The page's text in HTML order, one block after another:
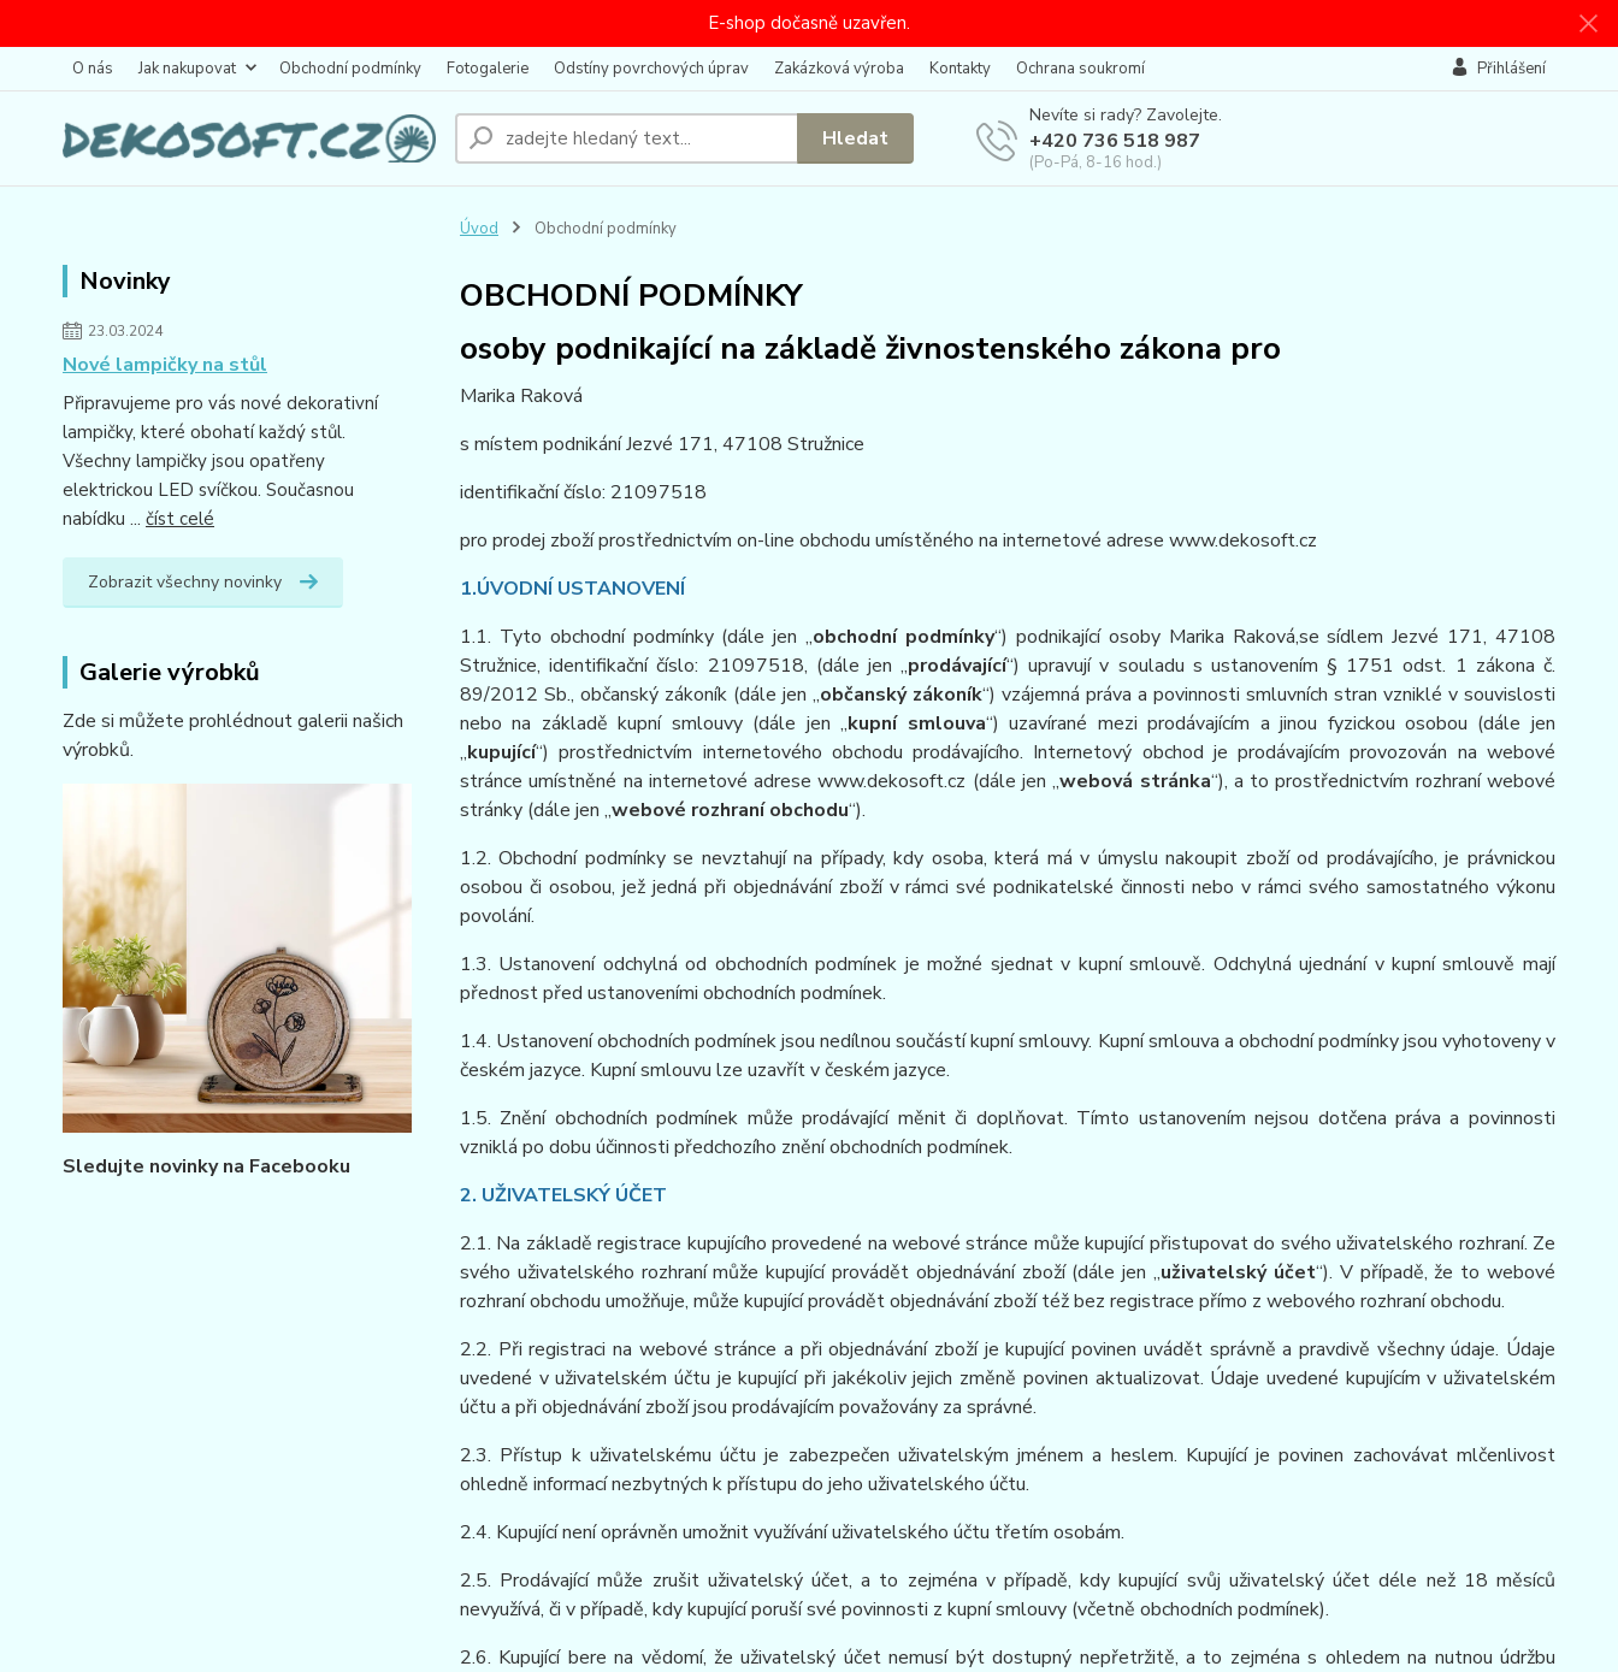
E-shop dočasně uzavřen.
O nás Jak nakupovat Obchodní podmínky Fotogalerie Odstíny povrchových úprav Zakázková výroba Kontakty Ochrana soukromí Přihlášení
Hledat
Nevíte si rady? Zavolejte.
+420 736 518 987
(Po-Pá, 8-16 hod.)
Novinky
23.03.2024
Nové lampičky na stůl
Připravujeme pro vás nové dekorativní
lampičky, které obohatí každý stůl.
Všechny lampičky jsou opatřeny
elektrickou LED svíčkou. Současnou
nabídku ... číst celé
Zobrazit všechny novinky
Galerie výrobků
Zde si můžete prohlédnout galerii našich
výrobků.
Sledujte novinky na Facebooku
Úvod Obchodní podmínky
OBCHODNÍ PODMÍNKY
osoby podnikající na základě živnostenského zákona pro
Marika Raková
s místem podnikání Jezvé 171, 47108 Stružnice
identifikační číslo: 21097518
pro prodej zboží prostřednictvím on-line obchodu umístěného na internetové adrese www.dekosoft.cz
1.ÚVODNÍ USTANOVENÍ
1.1. Tyto obchodní podmínky (dále jen „obchodní podmínky“) podnikající osoby Marika Raková,se sídlem Jezvé 171, 47108
Stružnice, identifikační číslo: 21097518, (dále jen „prodávající“) upravují v souladu s ustanovením § 1751 odst. 1 zákona č.
89/2012 Sb., občanský zákoník (dále jen „občanský zákoník“) vzájemná práva a povinnosti smluvních stran vzniklé v souvislosti
nebo na základě kupní smlouvy (dále jen „kupní smlouva“) uzavírané mezi prodávajícím a jinou fyzickou osobou (dále jen
„kupující“) prostřednictvím internetového obchodu prodávajícího. Internetový obchod je prodávajícím provozován na webové
stránce umístněné na internetové adrese www.dekosoft.cz (dále jen „webová stránka“), a to prostřednictvím rozhraní webové
stránky (dále jen „webové rozhraní obchodu“).
1.2. Obchodní podmínky se nevztahují na případy, kdy osoba, která má v úmyslu nakoupit zboží od prodávajícího, je právnickou
osobou či osobou, jež jedná při objednávání zboží v rámci své podnikatelské činnosti nebo v rámci svého samostatného výkonu
povolání.
1.3. Ustanovení odchylná od obchodních podmínek je možné sjednat v kupní smlouvě. Odchylná ujednání v kupní smlouvě mají
přednost před ustanoveními obchodních podmínek.
1.4. Ustanovení obchodních podmínek jsou nedílnou součástí kupní smlouvy. Kupní smlouva a obchodní podmínky jsou vyhotoveny v
českém jazyce. Kupní smlouvu lze uzavřít v českém jazyce.
1.5. Znění obchodních podmínek může prodávající měnit či doplňovat. Tímto ustanovením nejsou dotčena práva a povinnosti
vzniklá po dobu účinnosti předchozího znění obchodních podmínek.
2. UŽIVATELSKÝ ÚČET
2.1. Na základě registrace kupujícího provedené na webové stránce může kupující přistupovat do svého uživatelského rozhraní. Ze
svého uživatelského rozhraní může kupující provádět objednávání zboží (dále jen „uživatelský účet“). V případě, že to webové
rozhraní obchodu umožňuje, může kupující provádět objednávání zboží též bez registrace přímo z webového rozhraní obchodu.
2.2. Při registraci na webové stránce a při objednávání zboží je kupující povinen uvádět správně a pravdivě všechny údaje. Údaje
uvedené v uživatelském účtu je kupující při jakékoliv jejich změně povinen aktualizovat. Údaje uvedené kupujícím v uživatelském
účtu a při objednávání zboží jsou prodávajícím považovány za správné.
2.3. Přístup k uživatelskému účtu je zabezpečen uživatelským jménem a heslem. Kupující je povinen zachovávat mlčenlivost
ohledně informací nezbytných k přístupu do jeho uživatelského účtu.
2.4. Kupující není oprávněn umožnit využívání uživatelského účtu třetím osobám.
2.5. Prodávající může zrušit uživatelský účet, a to zejména v případě, kdy kupující svůj uživatelský účet déle než 18 měsíců
nevyužívá, či v případě, kdy kupující poruší své povinnosti z kupní smlouvy (včetně obchodních podmínek).
2.6. Kupující bere na vědomí, že uživatelský účet nemusí být dostupný nepřetržitě, a to zejména s ohledem na nutnou údržbu